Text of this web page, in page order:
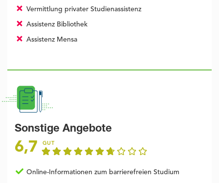
Vermittlung privater Studienassistenz
Assistenz Bibliothek
Assistenz Mensa
Sonstige Angebote
6,7 GUT
Online-Informationen zum barrierefreien Studium